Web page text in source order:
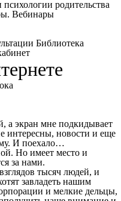
родительства
Вебинары
Библиотека
а экран мне подкидывает
интересны, новости и еще
И поехало…
Но имеет место и
за нами.
тысяч людей, и
завладеть нашим
и мелкие дельцы,